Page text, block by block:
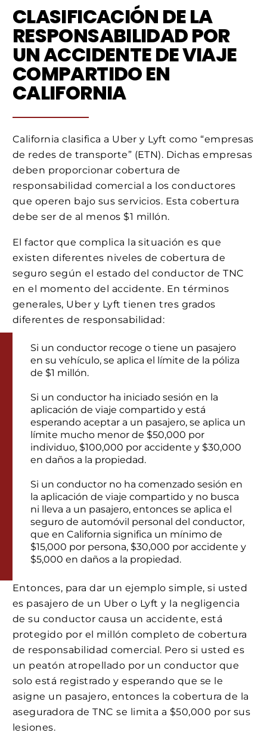
CLASIFICACIÓN DE LA
RESPONSABILIDAD POR
UN ACCIDENTE DE VIAJE
COMPARTIDO EN
CALIFORNIA
California clasifica a Uber y Lyft como “empresas
de redes de transporte” (ETN). Dichas empresas
deben proporcionar cobertura de
responsabilidad comercial a los conductores
que operen bajo sus servicios. Esta cobertura
debe ser de al menos $1 millón.
El factor que complica la situación es que
existen diferentes niveles de cobertura de
seguro según el estado del conductor de TNC
en el momento del accidente. En términos
generales, Uber y Lyft tienen tres grados
diferentes de responsabilidad:
Si un conductor recoge o tiene un pasajero
en su vehículo, se aplica el límite de la póliza
de $1 millón.
Si un conductor ha iniciado sesión en la
aplicación de viaje compartido y está
esperando aceptar a un pasajero, se aplica un
límite mucho menor de $50,000 por
individuo, $100,000 por accidente y $30,000
en daños a la propiedad.
Si un conductor no ha comenzado sesión en
la aplicación de viaje compartido y no busca
ni lleva a un pasajero, entonces se aplica el
seguro de automóvil personal del conductor,
que en California significa un mínimo de
$15,000 por persona, $30,000 por accidente y
$5,000 en daños a la propiedad.
Entonces, para dar un ejemplo simple, si usted
es pasajero de un Uber o Lyft y la negligencia
de su conductor causa un accidente, está
protegido por el millón completo de cobertura
de responsabilidad comercial. Pero si usted es
un peatón atropellado por un conductor que
solo está registrado y esperando que se le
asigne un pasajero, entonces la cobertura de la
aseguradora de TNC se limita a $50,000 por sus
lesiones.